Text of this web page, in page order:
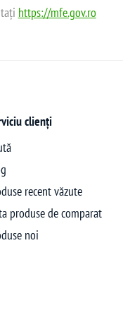
https://mfe.gov.ro
clienți
recent văzute
produse de comparat
noi